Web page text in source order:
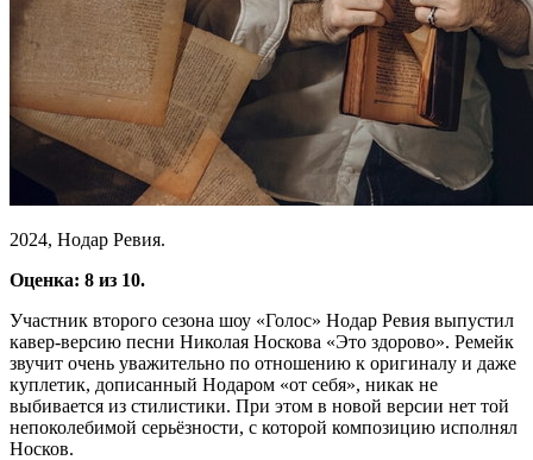
2024, Нодар Ревия.
Оценка: 8 из 10.
Участник второго сезона шоу «Голос» Нодар Ревия выпустил
кавер-версию песни Николая Носкова «Это здорово». Ремейк
звучит очень уважительно по отношению к оригиналу и даже
куплетик, дописанный Нодаром «от себя», никак не
выбивается из стилистики. При этом в новой версии нет той
непоколебимой серьёзности, с которой композицию исполнял
Носков.